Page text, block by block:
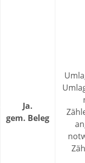
Ja.
gem. Beleg